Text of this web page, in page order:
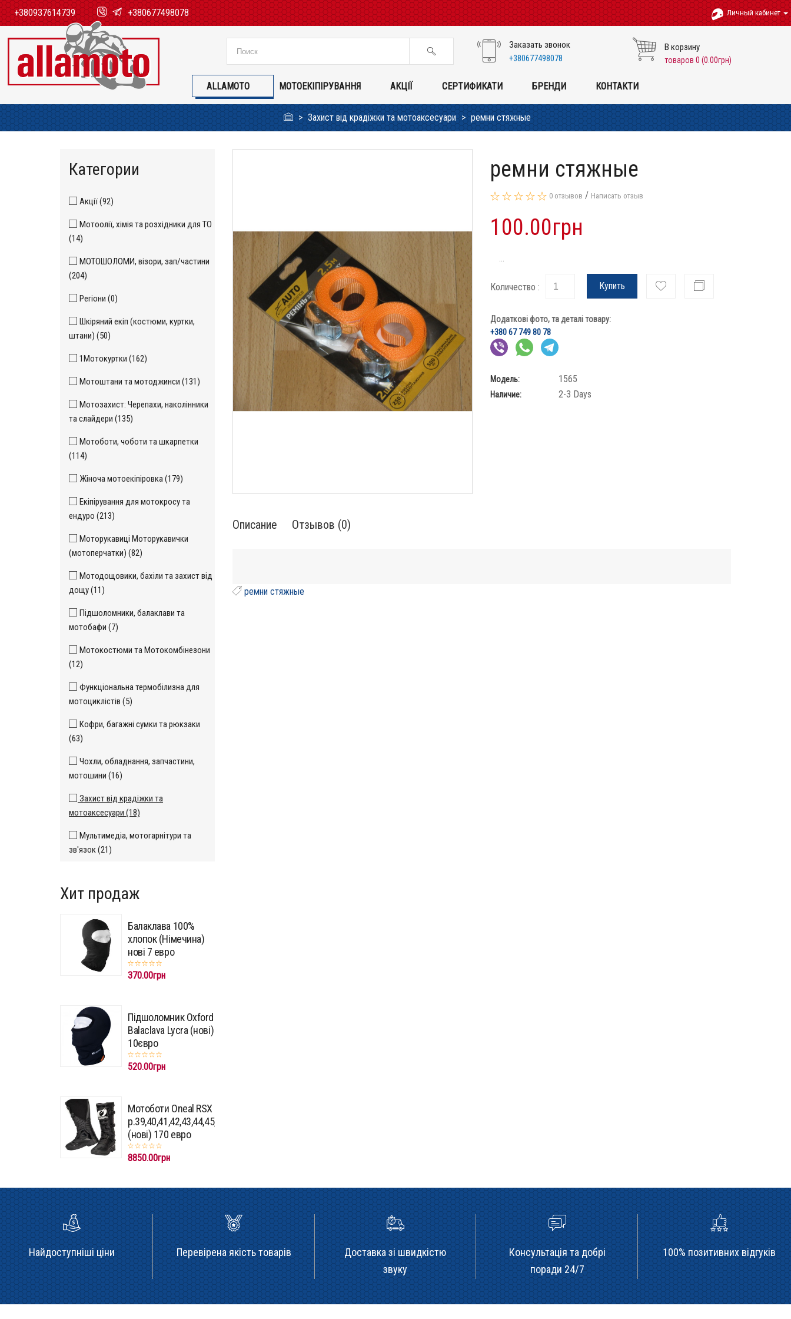
+380937614739 +380677498078 Личный кабинет
Заказать звонок
+380677498078
В корзину
товаров 0 (0.00грн)
ALLAMOTO МОТОЕКІПІРУВАННЯ АКЦІЇ СЕРТИФИКАТИ БРЕНДИ КОНТАКТИ
Захист від крадіжки та мотоаксесуари ремни стяжные
Категории
Акції (92)
Мотоолії, хімія та розхідники для ТО
(14)
МОТОШОЛОМИ, візори, зап/частини
(204)
Регіони (0)
Шкіряний екіп (костюми, куртки,
штани) (50)
1Мотокуртки (162)
Мотоштани та мотоджинси (131)
Мотозахист: Черепахи, наколінники
та слайдери (135)
Мотоботи, чоботи та шкарпетки
(114)
Жіноча мотоекіпіровка (179)
Екіпірування для мотокросу та
ендуро (213)
Моторукавиці Моторукавички
(мотоперчатки) (82)
Мотодощовики, бахіли та захист від
дощу (11)
Підшоломники, балаклави та
мотобафи (7)
Мотокостюми та Мотокомбінезони
(12)
Функціональна термобілизна для
мотоциклістів (5)
Кофри, багажні сумки та рюкзаки
(63)
Чохли, обладнання, запчастини,
мотошини (16)
Захист від крадіжки та
мотоаксесуари (18)
Мультимедіа, мотогарнітури та
зв'язок (21)
Хит продаж
Балаклава 100%
хлопок (Німечина)
нові 7 евро
370.00грн
Підшоломник Oxford
Balaclava Lycra (нові)
10євро
520.00грн
Мотоботи Oneal RSX
p.39,40,41,42,43,44,45,46,47
(нові) 170 евро
8850.00грн
ремни стяжные
0 отзывов / Написать отзыв
100.00грн
...
Количество : Купить
Додаткові фото, та деталі товару:
+380 67 749 80 78
Модель: 1565
Наличие: 2-3 Days
Описание Отзывов (0)
ремни стяжные
Найдоступніші ціни Перевірена якість товарів
Доставка зі швидкістю
звуку
Консультація та добрі
поради 24/7
100% позитивних відгуків